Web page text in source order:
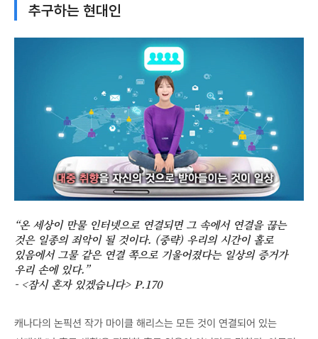
추구하는 현대인
“온 세상이 만물 인터넷으로 연결되면 그 속에서 연결을 끊는
것은 일종의 죄악이 될 것이다. (중략) 우리의 시간이 홀로
있음에서 그물 같은 연결 쪽으로 기울어졌다는 일상의 증거가
우리 손에 있다.”
- <잠시 혼자 있겠습니다> P.170
캐나다의 논픽션 작가 마이클 해리스는 모든 것이 연결되어 있는